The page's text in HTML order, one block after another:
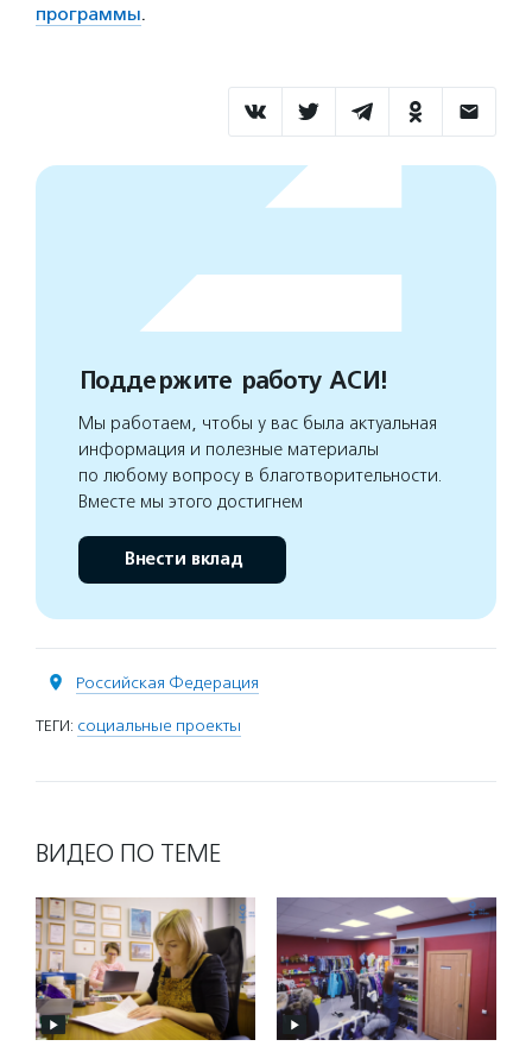
программы.
Поддержите работу АСИ!
Мы работаем, чтобы у вас была актуальная
информация и полезные материалы
по любому вопросу в благотворительности.
Вместе мы этого достигнем
Внести вклад
Российская Федерация
ТЕГИ: социальные проекты
ВИДЕО ПО ТЕМЕ